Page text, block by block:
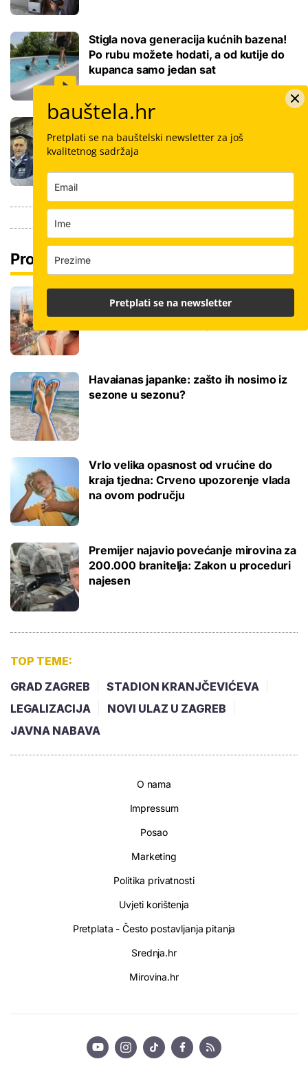
Stigla nova generacija kućnih bazena!
Po rubu možete hodati, a od kutije do
kupanca samo jedan sat
pločica: Cijenu određuju površina,
dimenzije keramike, ali i lokacija
Pročitaj još
u priču uplesti roditelji studenata?
Havaianas japanke: zašto ih nosimo iz
sezone u sezonu?
Vrlo velika opasnost od vrućine do
kraja tjedna: Crveno upozorenje vlada
na ovom području
Premijer najavio povećanje mirovina za
200.000 branitelja: Zakon u proceduri
najesen
TOP TEME:
GRAD ZAGREB
STADION KRANJČEVIĆEVA
LEGALIZACIJA
NOVI ULAZ U ZAGREB
JAVNA NABAVA
O nama
Impressum
Posao
Marketing
Politika privatnosti
Uvjeti korištenja
Pretplata - Često postavljanja pitanja
Srednja.hr
Mirovina.hr
bauštela.hr
Pretplati se na bauštelski newsletter za još
kvalitetnog sadržaja
Pretplati se na newsletter